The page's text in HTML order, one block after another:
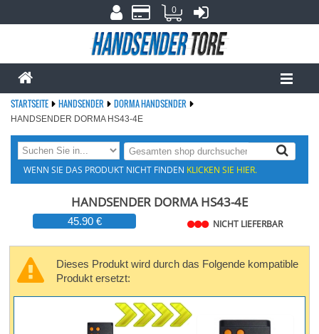
0
STARTSEITE HANDSENDER DORMA HANDSENDER
HANDSENDER DORMA HS43-4E
WENN SIE DAS PRODUKT NICHT FINDEN KLICKEN SIE HIER.
HANDSENDER DORMA HS43-4E
45.90 € NICHT LIEFERBAR
Dieses Produkt wird durch das Folgende kompatible
Produkt ersetzt: